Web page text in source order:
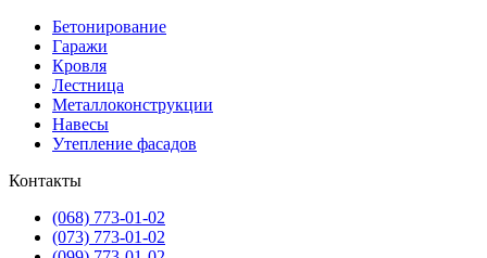
Бетонирование
Гаражи
Кровля
Лестница
Металлоконструкции
Навесы
Утепление фасадов
Контакты
(068) 773-01-02
(073) 773-01-02